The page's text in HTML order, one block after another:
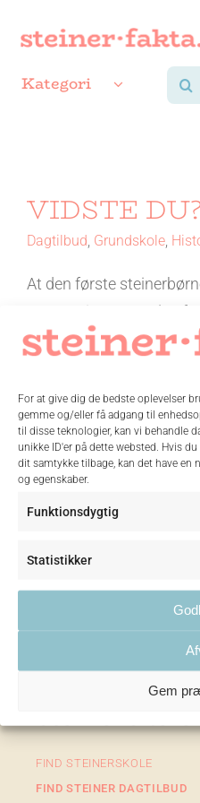
For at give dig de bedste oplevelser
gemme og/eller få adgang til
til disse teknologier, kan vi behandle
unikke ID'er på dette websted. Hvis
dit samtykke tilbage, kan det have
og egenskaber.
Funktionsdygtig
Statistikker
Gem
Kategori
Søg
VIDSTE
Dagtilbud, Grundskole,
At den første
oprettet i 1949, at den
grundlagt i Gentofte i …
SE
I Danmark
steiner
FIND STEINERSKOLE
FIND STEINER DAGTILBUD